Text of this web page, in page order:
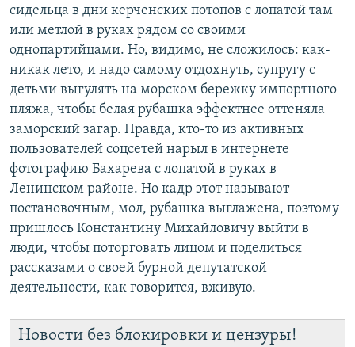
сидельца в дни керченских потопов с лопатой там
или метлой в руках рядом со своими
однопартийцами. Но, видимо, не сложилось: как-
никак лето, и надо самому отдохнуть, супругу с
детьми выгулять на морском бережку импортного
пляжа, чтобы белая рубашка эффектнее оттеняла
заморский загар. Правда, кто-то из активных
пользователей соцсетей нарыл в интернете
фотографию Бахарева с лопатой в руках в
Ленинском районе. Но кадр этот называют
постановочным, мол, рубашка выглажена, поэтому
пришлось Константину Михайловичу выйти в
люди, чтобы поторговать лицом и поделиться
рассказами о своей бурной депутатской
деятельности, как говорится, вживую.
Новости без блокировки и цензуры!